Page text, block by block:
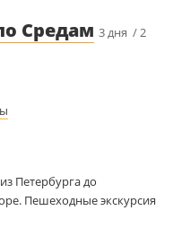
Средам 3 дня / 2
Петербурга до
Пешеходные экскурсия